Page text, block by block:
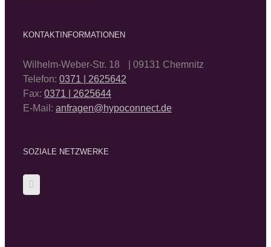
KONTAKTINFORMATIONEN
Wilhelm-Weber-Str. 18 | 09131 Chemnitz
Telefon: 0371 | 2625642
Fax: 0371 | 2625644
E-Mail: anfragen@hypoconnect.de
SOZIALE NETZWERKE